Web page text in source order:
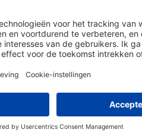
IEC 304
tot +85 °C